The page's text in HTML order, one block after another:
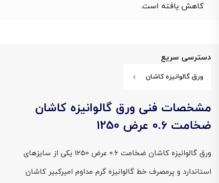
کاهش یافته است.
دسترسی سریع
ورق گالوانیزه کاشان
مشخصات فنی ورق گالوانیزه کاشان
ضخامت 0.6 عرض 1250
ورق گالوانیزه کاشان ضخامت 0.6 عرض 1250 یکی از سایزهای
استاندارد و پرمصرف خط گالوانیزه گرم مداوم امیرکبیر کاشان